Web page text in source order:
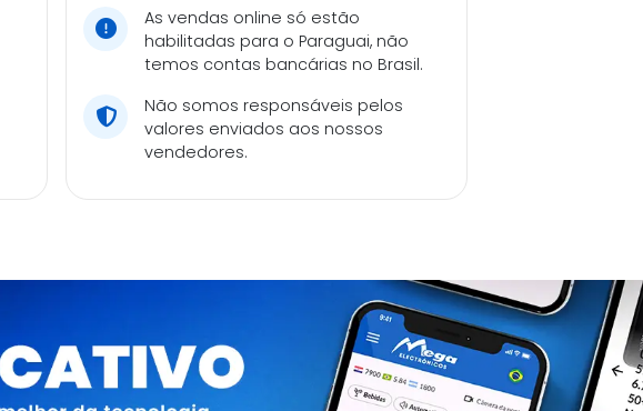
As vendas online só estão
habilitadas para o Paraguai, não
temos contas bancárias no Brasil.
Não somos responsáveis pelos
valores enviados aos nossos
vendedores.